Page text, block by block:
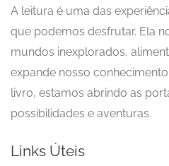
A leitura é uma das
que podemos desfrutar. Ela
mundos inexplorados,
expande nosso
livro, estamos abrindo as
possibilidades e aventuras.
Links Úteis